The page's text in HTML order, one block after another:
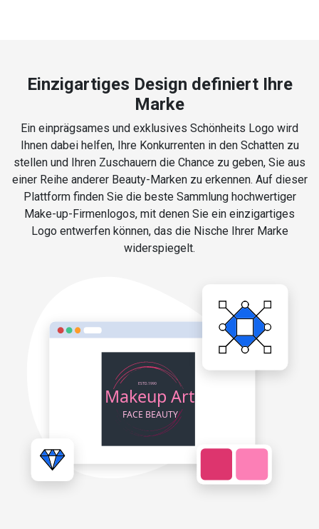
Einzigartiges Design definiert Ihre
Marke
Ein einprägsames und exklusives Schönheits Logo wird
Ihnen dabei helfen, Ihre Konkurrenten in den Schatten zu
stellen und Ihren Zuschauern die Chance zu geben, Sie aus
einer Reihe anderer Beauty-Marken zu erkennen. Auf dieser
Plattform finden Sie die beste Sammlung hochwertiger
Make-up-Firmenlogos, mit denen Sie ein einzigartiges
Logo entwerfen können, das die Nische Ihrer Marke
widerspiegelt.